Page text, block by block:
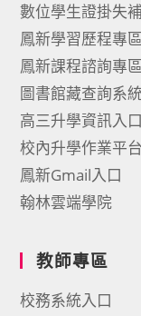
數位學生證掛失
鳳新學習歷程專區
鳳新課程諮詢專區
圖書館藏查詢系統
高三升學資訊入口
校內升學作業平台
鳳新Gmail入口
翰林雲端學院
教師專區
校務系統入口